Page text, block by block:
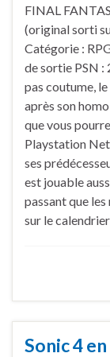
FINAL
(original sorti
Catégorie :
de sortie PSN :
pas coutume,
après son
que vous
Playstation
ses
est jouable
passant que les
sur le
Sonic 4